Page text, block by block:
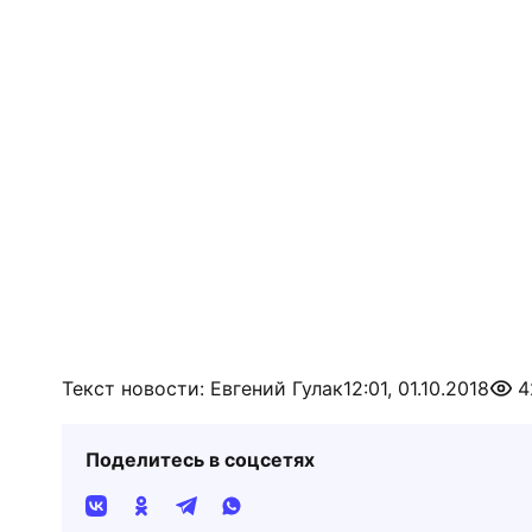
Текст новости: Евгений Гулак12:01, 01.10.2018
Поделитесь в соцсетях